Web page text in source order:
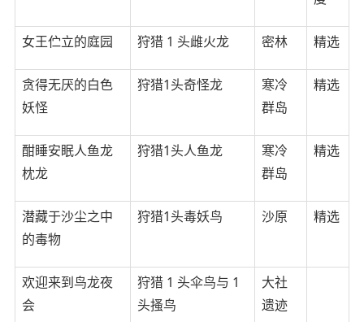
女王伫立的庭园 狩猎 1 头雌火龙 密林 精选
贪得无厌的白色
妖怪
狩猎1头奇怪龙
寒冷
群岛
精选
酣睡安眠人鱼龙
枕龙
狩猎1头人鱼龙
寒冷
群岛
精选
潜藏于沙尘之中
的毒物
狩猎1头毒妖鸟 沙原 精选
欢迎来到鸟龙夜
会
狩猎 1 头伞鸟与 1
头搔鸟
大社
遗迹